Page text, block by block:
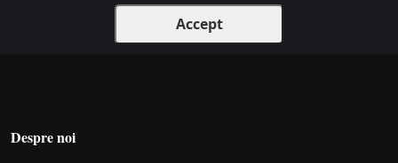
Accept
Despre noi